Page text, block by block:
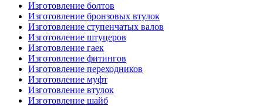
Изготовление болтов
Изготовление бронзовых втулок
Изготовление ступенчатых валов
Изготовление штуцеров
Изготовление гаек
Изготовление фитингов
Изготовление переходников
Изготовление муфт
Изготовление втулок
Изготовление шайб